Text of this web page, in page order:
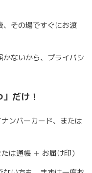
、その場ですぐにお渡
かないから、プライバシ
だけ！
ナンバーカード、または
は通帳 ＋ お届け印）